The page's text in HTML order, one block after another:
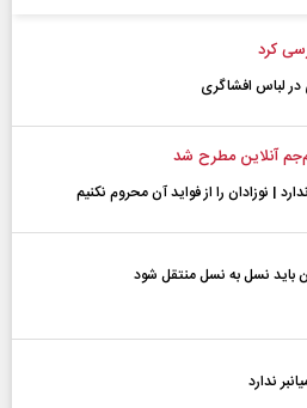
کرد
در لباس افشاگری
آنلاین مطرح شد
| نوزادان را از فواید آن محروم نکنیم
نسل به نسل منتقل شود
ندارد